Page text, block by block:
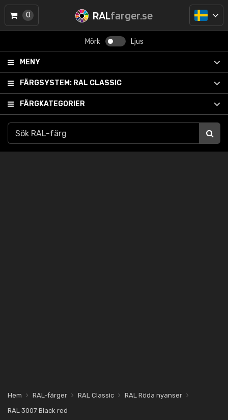
RALfarger.se
Mörk Ljus
MENY
FÄRGSYSTEM: RAL CLASSIC
FÄRGKATEGORIER
0
Hem RAL-färger RAL Classic
RAL Röda nyanser
RAL 3007 Black red